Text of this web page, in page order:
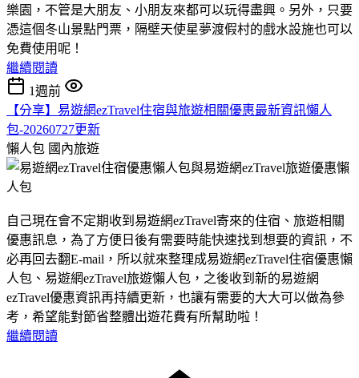
樂園，不管是大朋友、小朋友來都可以玩得盡興。另外，只要
憑這個冬山景點門票，隔壁天使星夢渡假村的戲水設施也可以
免費使用呢！
繼續閱讀
1週前
【分享】易遊網ezTravel住宿與旅遊相關優惠最新資訊懶人
包-20260727更新
懶人包 國內旅遊
自己現在會不定期收到易遊網ezTravel寄來的住宿、旅遊相關
優惠訊息，為了方便日後有需要時能快速找到想要的資訊，不
必再回去翻E-mail，所以就來整理成易遊網ezTravel住宿優惠懶
人包、易遊網ezTravel旅遊懶人包，之後收到新的易遊網
ezTravel優惠資訊再持續更新，也讓有需要的大大可以做為參
考，希望能對節省整體出遊花費有所幫助啦！
繼續閱讀